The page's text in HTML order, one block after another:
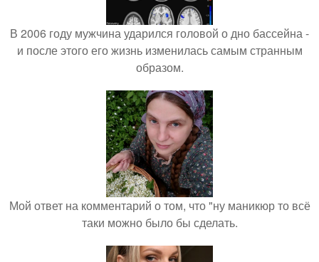
В 2006 году мужчина ударился головой о дно бассейна -
и после этого его жизнь изменилась самым странным
образом.
Мой ответ на комментарий о том, что "ну маникюр то всё
таки можно было бы сделать.